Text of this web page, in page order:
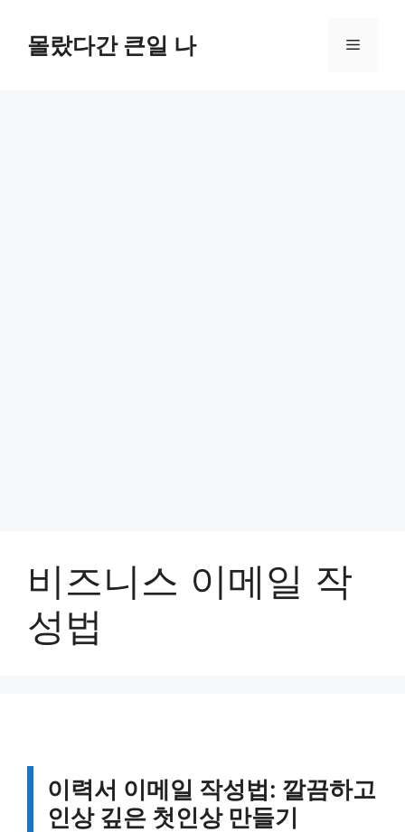
몰랐다간 큰일 나 메
비즈니스 이메일 작
성법
이력서 이메일 작성법: 깔끔하고
인상 깊은 첫인상 만들기